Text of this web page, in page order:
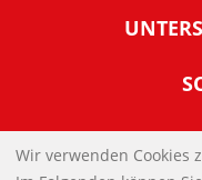
Tipps zur
Banner
Wir verwenden Cookies